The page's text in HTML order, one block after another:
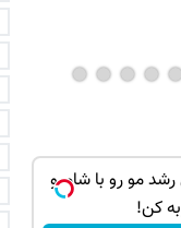
مو رو با شامپو
کن!